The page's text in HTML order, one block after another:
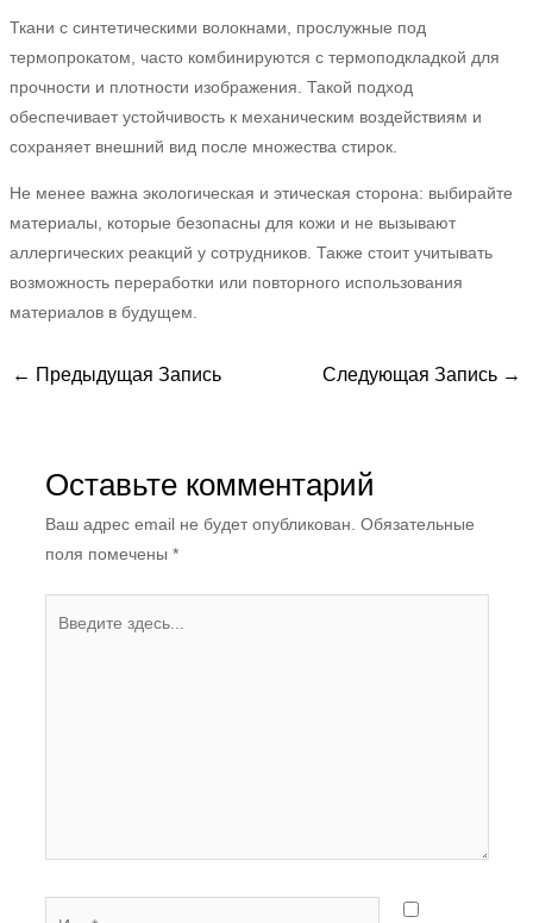
Ткани с синтетическими волокнами, прослужные под
термопрокатом, часто комбинируются с термоподкладкой для
прочности и плотности изображения. Такой подход
обеспечивает устойчивость к механическим воздействиям и
сохраняет внешний вид после множества стирок.
Не менее важна экологическая и этическая сторона: выбирайте
материалы, которые безопасны для кожи и не вызывают
аллергических реакций у сотрудников. Также стоит учитывать
возможность переработки или повторного использования
материалов в будущем.
← Предыдущая Запись Следующая Запись →
Оставьте комментарий
Ваш адрес email не будет опубликован. Обязательные
поля помечены *
здесь...